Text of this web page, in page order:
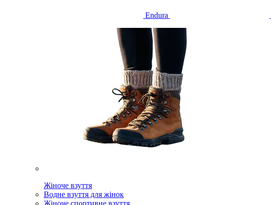
Endura
Жіноче взуття
Водне взуття для жінок
Жіноче спортивне взуття